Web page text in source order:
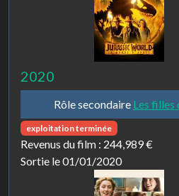
2020
Rôle secondaire Les filles
exploitation terminée
Revenus du film : 244,989 €
Sortie le 01/01/2020